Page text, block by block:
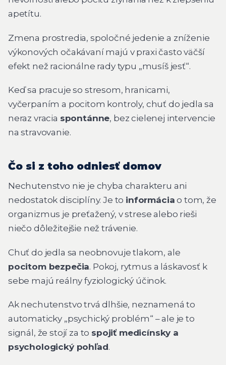
apetítu.
Zmena prostredia, spoločné jedenie a zníženie
výkonových očakávaní majú v praxi často väčší
efekt než racionálne rady typu „musíš jesť“.
Keď sa pracuje so stresom, hranicami,
vyčerpaním a pocitom kontroly, chuť do jedla sa
neraz vracia spontánne, bez cielenej intervencie
na stravovanie.
Čo si z toho odniesť domov
Nechutenstvo nie je chyba charakteru ani
nedostatok disciplíny. Je to informácia o tom, že
organizmus je preťažený, v strese alebo rieši
niečo dôležitejšie než trávenie.
Chuť do jedla sa neobnovuje tlakom, ale
pocitom bezpečia. Pokoj, rytmus a láskavosť k
sebe majú reálny fyziologický účinok.
Ak nechutenstvo trvá dlhšie, neznamená to
automaticky „psychický problém“ – ale je to
signál, že stojí za to spojiť medicínsky a
psychologický pohľad.